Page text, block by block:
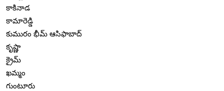
కాకినాడ
కామారెడ్డి
కుమురం భీమ్ ఆసిఫాబాద్
కృష్ణా
క్రైమ్
ఖమ్మం
గుంటూరు